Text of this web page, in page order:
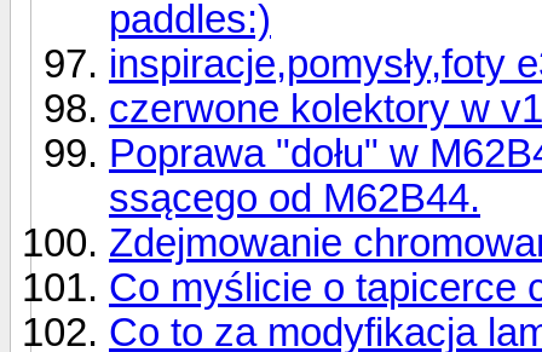
paddles:)
inspiracje,pomysły,foty
czerwone kolektory w
Poprawa "dołu" w
ssącego od M62B44.
Zdejmowanie
Co myślicie o tapicerce
Co to za modyfikacja